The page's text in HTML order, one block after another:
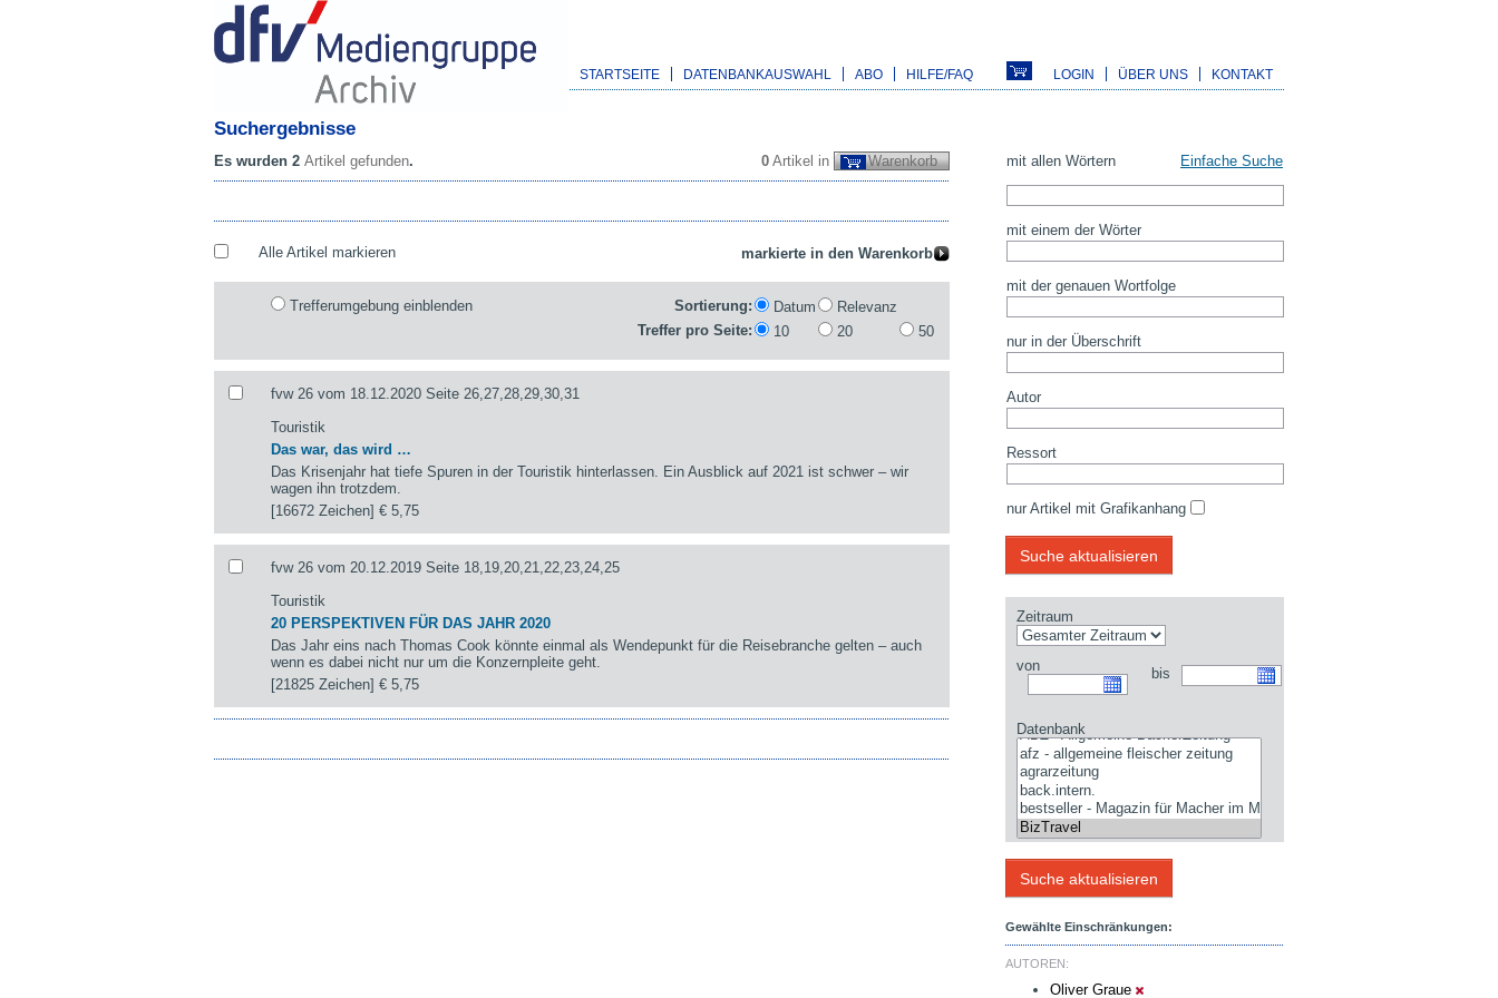
STARTSEITE DATENBANKAUSWAHL ABO HILFE/FAQ LOGIN ÜBER UNS KONTAKT
Suchergebnisse
0 Artikel in Warenkorb
Es wurden 2 Artikel gefunden.
Alle Artikel markieren
Trefferumgebung einblenden Sortierung: Datum
Relevanz
Treffer pro Seite:
10 20 50
fvw 26 vom 18.12.2020 Seite 26,27,28,29,30,31
Touristik
Das war, das wird …
Das Krisenjahr hat tiefe Spuren in der Touristik hinterlassen. Ein Ausblick auf 2021 ist schwer – wir
wagen ihn trotzdem.
[16672 Zeichen]€ 5,75
fvw 26 vom 20.12.2019 Seite 18,19,20,21,22,23,24,25
Touristik
20 PERSPEKTIVEN FÜR DAS JAHR 2020
Das Jahr eins nach Thomas Cook könnte einmal als Wendepunkt für die Reisebranche gelten – auch
wenn es dabei nicht nur um die Konzernpleite geht.
[21825 Zeichen]€ 5,75
mit allen Wörtern Einfache Suche
mit einem der Wörter
mit der genauen Wortfolge
nur in der Überschrift
Autor
Ressort
nur Artikel mit Grafikanhang
Zeitraum
von bis
Datenbank
Gewählte Einschränkungen:
AUTOREN:
Oliver Graue